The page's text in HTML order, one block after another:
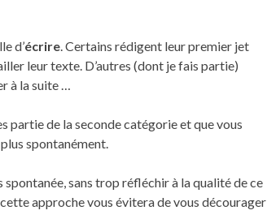
d’écrire . Certains rédigent leur premier jet
leur texte. D’autres (dont je fais partie)
à la suite …
partie de la seconde catégorie et que vous
plus spontanément.
spontanée, sans trop réfléchir à la qualité de ce
cette approche vous évitera de vous décourager